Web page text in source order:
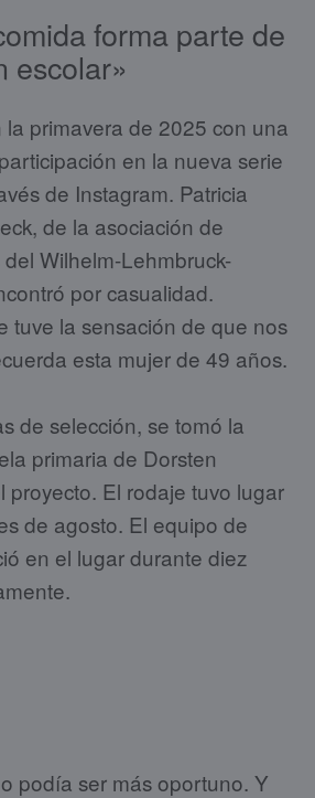
forma parte de
escolar»
primavera de 2025 con una
en la nueva serie
de Instagram. Patricia
de la asociación de
Wilhelm-Lehmbruck-
por casualidad.
tuve la sensación de que nos
esta mujer de 49 años.
de selección, se tomó la
primaria de Dorsten
proyecto. El rodaje tuvo lugar
de agosto. El equipo de
en el lugar durante diez
podía ser más oportuno. Y